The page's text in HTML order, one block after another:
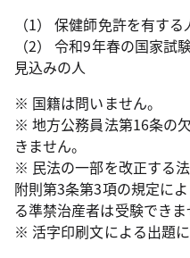
（1） 保健師免許を有する
（2） 令和9年春の国家試
見込みの人
※ 国籍は問いません。
※ 地方公務員法第16条の
きません。
※ 民法の一部を改正する
附則第3条第3項の規定に
る準禁治産者は受験できま
※ 活字印刷文による出題